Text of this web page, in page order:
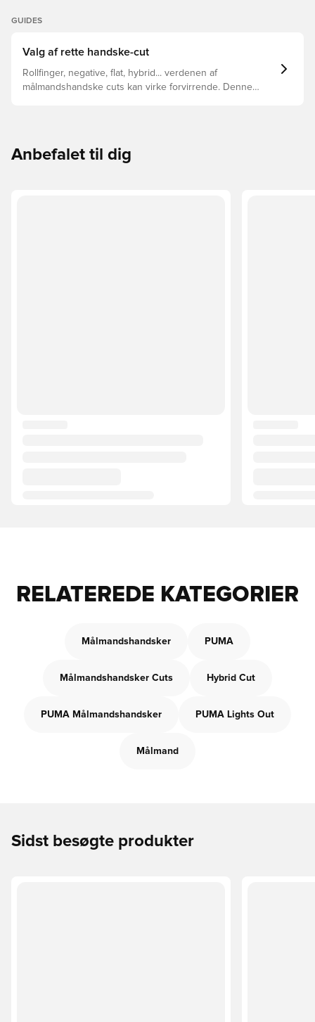
GUIDES
Valg af rette handske-cut
Rollfinger, negative, flat, hybrid... verdenen af
målmandshandske cuts kan virke forvirrende. Denne
Anbefalet til dig
RELATEREDE KATEGORIER
Målmandshandsker PUMA
Målmandshandsker Cuts Hybrid Cut
PUMA Målmandshandsker PUMA Lights Out
Målmand
Sidst besøgte produkter